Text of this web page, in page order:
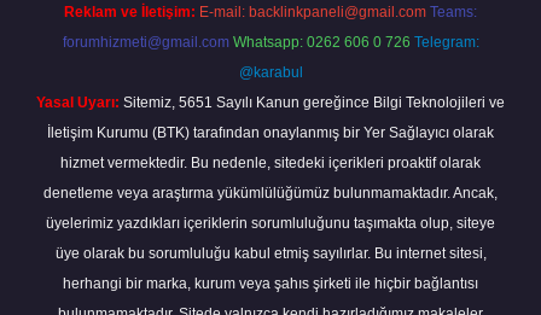
Reklam ve İletişim: E-mail: backlinkpaneli@gmail.com Teams:
forumhizmeti@gmail.com Whatsapp: 0262 606 0 726 Telegram:
@karabul
Yasal Uyarı: Sitemiz, 5651 Sayılı Kanun gereğince Bilgi Teknolojileri ve
İletişim Kurumu (BTK) tarafından onaylanmış bir Yer Sağlayıcı olarak
hizmet vermektedir. Bu nedenle, sitedeki içerikleri proaktif olarak
denetleme veya araştırma yükümlülüğümüz bulunmamaktadır. Ancak,
üyelerimiz yazdıkları içeriklerin sorumluluğunu taşımakta olup, siteye
üye olarak bu sorumluluğu kabul etmiş sayılırlar. Bu internet sitesi,
herhangi bir marka, kurum veya şahıs şirketi ile hiçbir bağlantısı